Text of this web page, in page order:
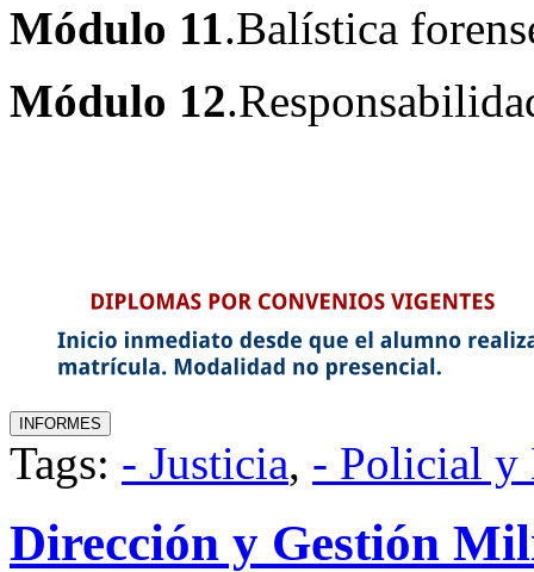
Módulo 11.Balística
Módulo 12
Tags: - Justicia, - Policial
Dirección y Gestión